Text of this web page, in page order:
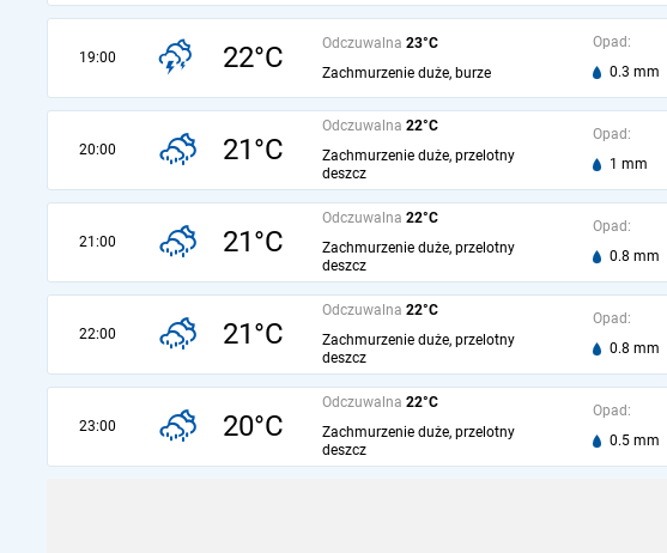
19:00 22°C Odczuwalna 23°C
Zachmurzenie duże, burze
Opad:
0.3 mm
20:00 21°C
Odczuwalna 22°C
Zachmurzenie duże, przelotny
deszcz
Opad:
1 mm
21:00 21°C
Odczuwalna 22°C
Zachmurzenie duże, przelotny
deszcz
Opad:
0.8 mm
22:00 21°C
Odczuwalna 22°C
Zachmurzenie duże, przelotny
deszcz
Opad:
0.8 mm
23:00 20°C
Odczuwalna 22°C
Zachmurzenie duże, przelotny
deszcz
Opad:
0.5 mm